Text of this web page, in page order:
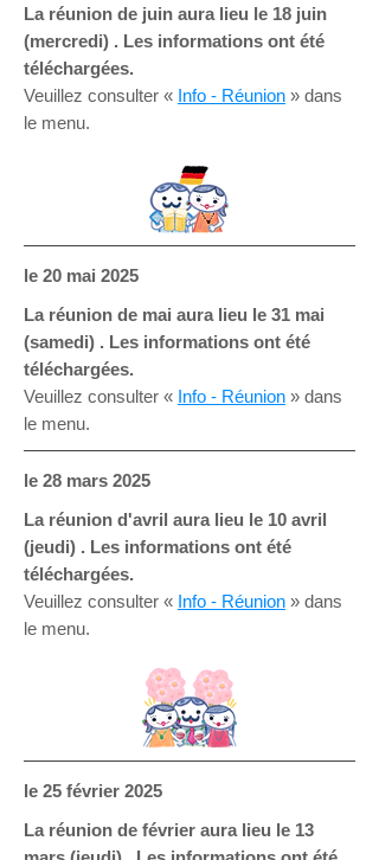
La réunion de juin aura lieu le 18 juin
(mercredi) . Les informations ont été
téléchargées.
Veuillez consulter « Info - Réunion » dans
le menu.
le 20 mai 2025
La réunion de mai aura lieu le 31 mai
(samedi) . Les informations ont été
téléchargées.
Veuillez consulter « Info - Réunion » dans
le menu.
le 28 mars 2025
La réunion d'avril aura lieu le 10 avril
(jeudi) . Les informations ont été
téléchargées.
Veuillez consulter « Info - Réunion » dans
le menu.
le 25 février 2025
La réunion de février aura lieu le 13